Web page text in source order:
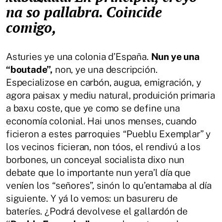
na so pallabra. Coincide
comigo,
Asturies ye una colonia d’España. Nun ye una
“boutade”, non, ye una descripción.
Especializose en carbón, augua, emigración, y
agora paisax y mediu natural, produición primaria
a baxu coste, que ye como se define una
economía colonial. Hai unos menses, cuando
ficieron a estes parroquies “Pueblu Exemplar” y
los vecinos ficieran, non tóos, el rendivú a los
borbones, un conceyal socialista dixo nun
debate que lo importante nun yera’l día que
veníen los “señores”, sinón lo qu’entamaba al día
siguiente. Y yá lo vemos: un basureru de
bateríes. ¿Podrá devolvese el gallardón de